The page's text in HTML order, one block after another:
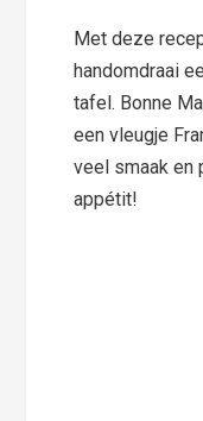
Met deze
handomdraai
tafel. Bonne
een vleugje
veel smaak en
appétit!